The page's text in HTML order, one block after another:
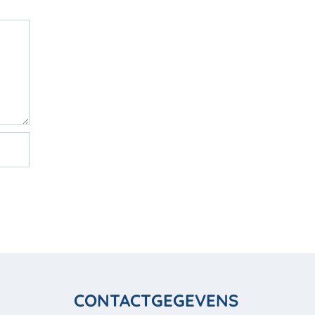
CONTACTGEGEVENS